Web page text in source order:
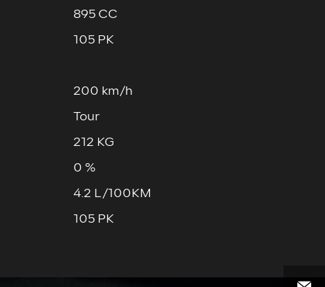
895 CC
105 PK
200 km/h
Tour
212 KG
0 %
4.2 L/100KM
105 PK